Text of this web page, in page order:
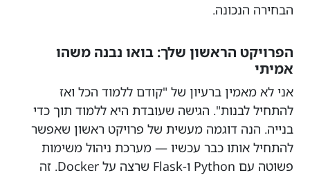
הבחירה הנכונה.
הפרויקט הראשון שלך: בואו נבנה משהו
אמיתי
אני לא מאמין ברעיון של "קודם ללמוד הכל ואז
להתחיל לבנות". הגישה שעובדת היא ללמוד תוך כדי
בנייה. הנה דוגמה מעשית של פרויקט ראשון שאפשר
להתחיל אותו כבר עכשיו — מערכת ניהול משימות
פשוטה עם Python ו-Flask שרצה על Docker. זה